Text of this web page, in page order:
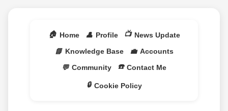
🏠 Home 👤 Profile 📺 News Update
📘 Knowledge Base 💼 Accounts
💬 Community ☎️ Contact Me
🔒 Cookie Policy